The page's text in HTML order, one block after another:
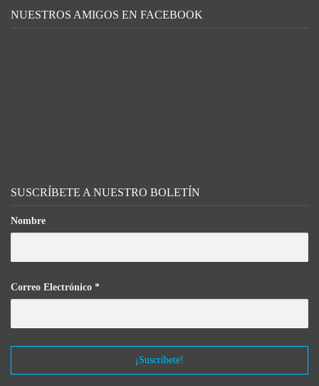
NUESTROS AMIGOS EN FACEBOOK
SUSCRÍBETE A NUESTRO BOLETÍN
Nombre
Correo Electrónico *